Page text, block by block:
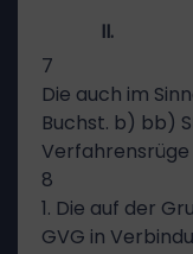
II.
7
Die auch im
Buchst. b) bb)
Verfahrensrüge
8
1. Die auf der
GVG in